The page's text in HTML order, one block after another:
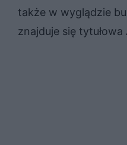
także w wyglądzie
znajduje się tytułowa